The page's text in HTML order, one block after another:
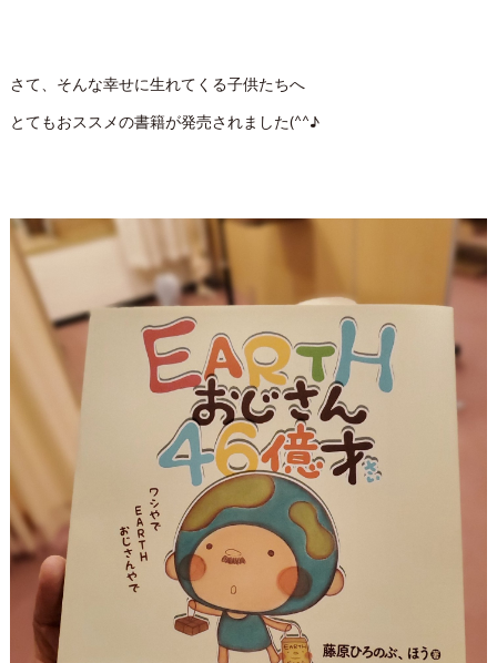
さて、そんな幸せに生れてくる子供たちへ
とてもおススメの書籍が発売されました(^^♪